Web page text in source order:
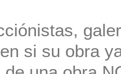
si su obra